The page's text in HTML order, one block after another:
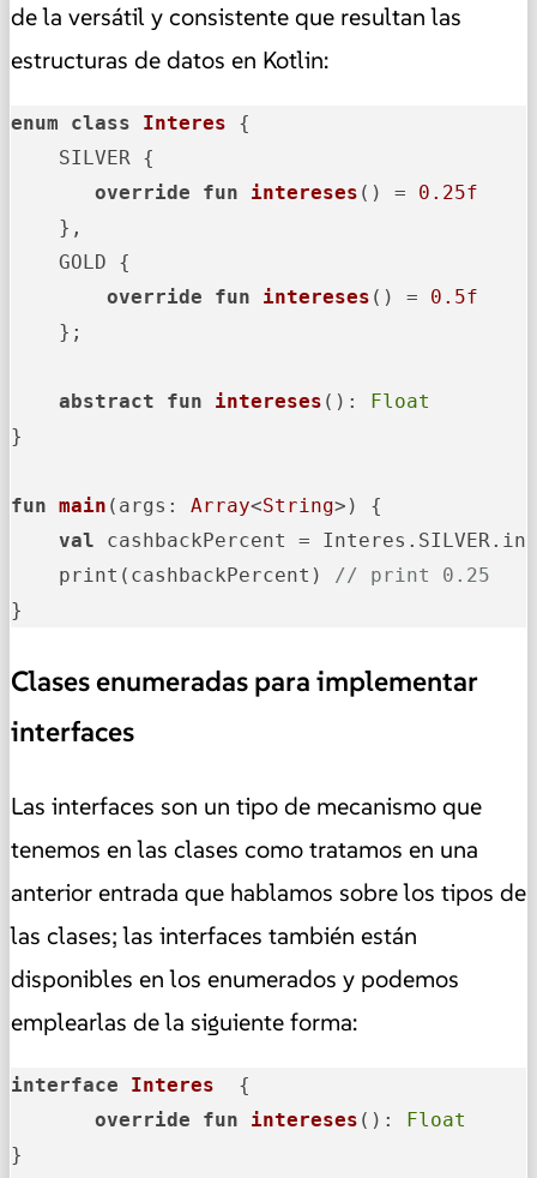
de la versátil y consistente que resultan las
estructuras de datos en Kotlin:
enum class Interes {
    SILVER {
override
fun intereses () = 0.25f
    },
    GOLD {
override
fun intereses () = 0.5f
    };
abstract fun intereses () : Float
}
fun main (args: Array<String>)
{
val cashbackPercent =
    print(cashbackPercent)
// print 0.25
}
Clases enumeradas para implementar
interfaces
Las interfaces son un tipo de mecanismo que
tenemos en las clases como tratamos en una
anterior entrada que hablamos sobre los tipos de
las clases; las interfaces también están
disponibles en los enumerados y podemos
emplearlas de la siguiente forma:
interface Interes
  {
override
fun intereses () : Float
}